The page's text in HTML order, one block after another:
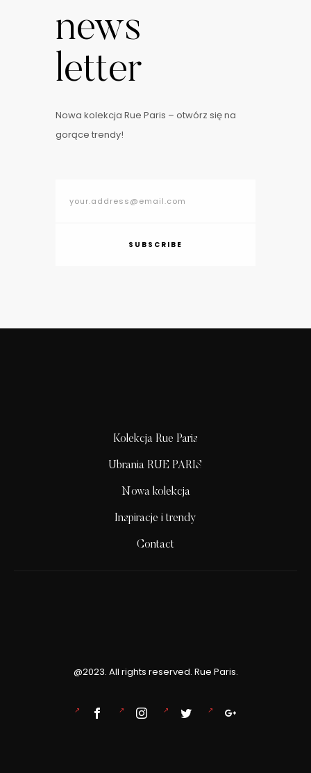
news
letter
Nowa kolekcja Rue Paris – otwórz się na
gorące trendy!
SUBSCRIBE
Kolekcja Rue Paris
Ubrania RUE PARIS
Nowa kolekcja
Inspiracje i trendy
Contact
@2023. All rights reserved. Rue Paris.